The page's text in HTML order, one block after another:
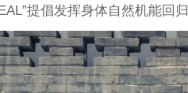
提倡发挥身体自然机能回